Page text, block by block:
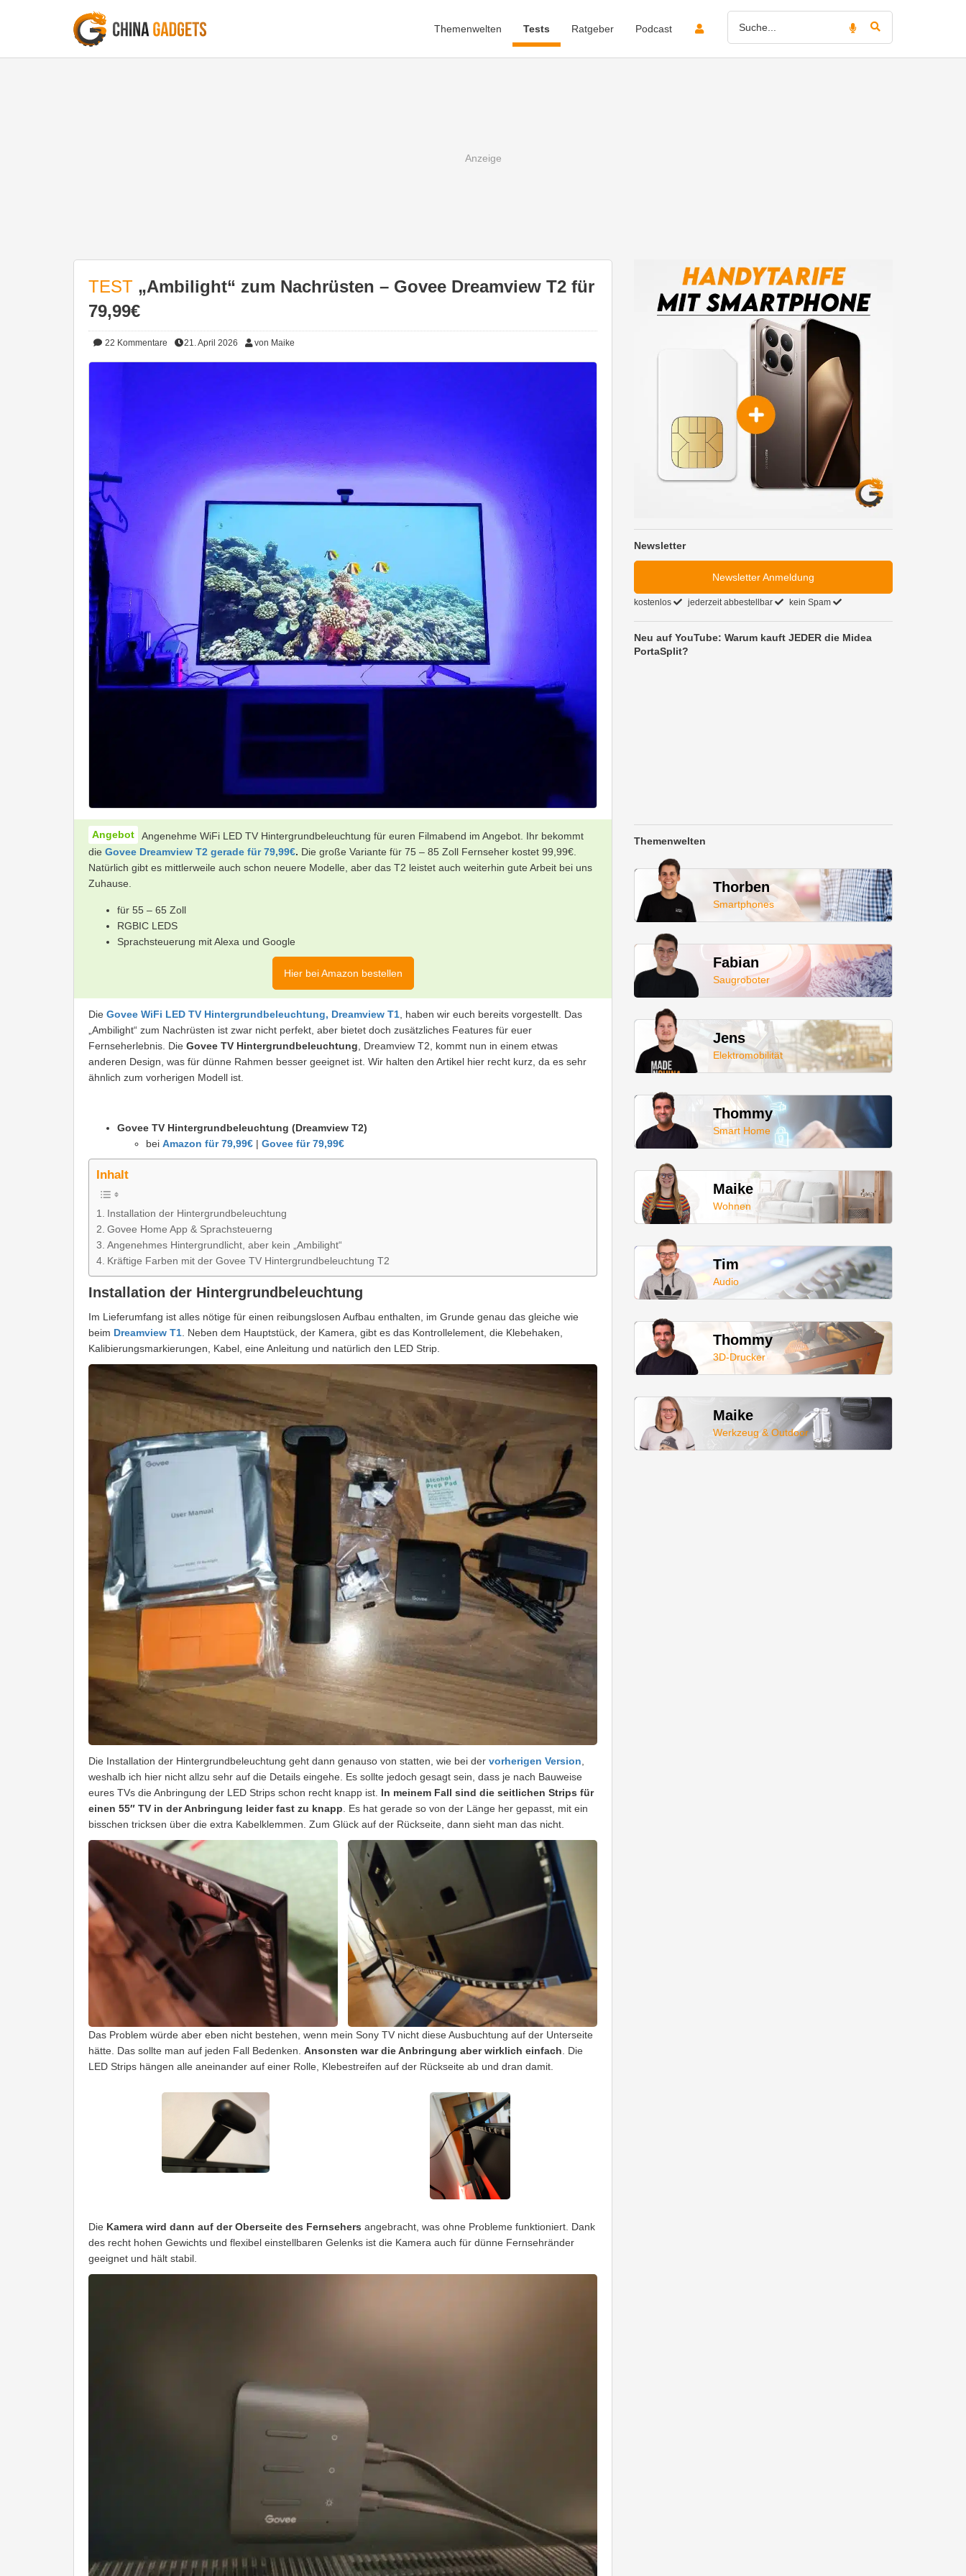
Themenwelten Tests Ratgeber Podcast
TEST „Ambilight“ zum Nachrüsten – Govee Dreamview T2 für
79,99€
22 Kommentare 21. April 2026 von Maike
Angenehme WiFi LED TV Hintergrundbeleuchtung für euren Filmabend im Angebot. Ihr bekommt
die Govee Dreamview T2 gerade für 79,99€. Die große Variante für 75 – 85 Zoll Fernseher kostet 99,99€.
Natürlich gibt es mittlerweile auch schon neuere Modelle, aber das T2 leistet auch weiterhin gute Arbeit bei uns
Zuhause.
für 55 – 65 Zoll
RGBIC LEDS
Sprachsteuerung mit Alexa und Google
Hier bei Amazon bestellen
Die Govee WiFi LED TV Hintergrundbeleuchtung, Dreamview T1 , haben wir euch bereits vorgestellt. Das
„Ambilight“ zum Nachrüsten ist zwar nicht perfekt, aber bietet doch zusätzliches Features für euer
Fernseherlebnis. Die Govee TV Hintergrundbeleuchtung , Dreamview T2, kommt nun in einem etwas
anderen Design, was für dünne Rahmen besser geeignet ist. Wir halten den Artikel hier recht kurz, da es sehr
ähnlich zum vorherigen Modell ist.
Govee TV Hintergrundbeleuchtung (Dreamview T2)
bei Amazon für 79,99€ | Govee für 79,99€
Inhalt
Installation der Hintergrundbeleuchtung
Govee Home App & Sprachsteuerng
Angenehmes Hintergrundlicht, aber kein „Ambilight“
Kräftige Farben mit der Govee TV Hintergrundbeleuchtung T2
Installation der Hintergrundbeleuchtung
Im Lieferumfang ist alles nötige für einen reibungslosen Aufbau enthalten, im Grunde genau das gleiche wie
beim Dreamview T1 . Neben dem Hauptstück, der Kamera, gibt es das Kontrollelement, die Klebehaken,
Kalibierungsmarkierungen, Kabel, eine Anleitung und natürlich den LED Strip.
Die Installation der Hintergrundbeleuchtung geht dann genauso von statten, wie bei der vorherigen Version
weshalb ich hier nicht allzu sehr auf die Details eingehe. Es sollte jedoch gesagt sein, dass je nach Bauweise
eures TVs die Anbringung der LED Strips schon recht knapp ist. In meinem Fall sind die seitlichen Strips für
einen 55″ TV in der Anbringung leider fast zu knapp . Es hat gerade so von der Länge her gepasst, mit ein
bisschen tricksen über die extra Kabelklemmen. Zum Glück auf der Rückseite, dann sieht man das nicht.
Das Problem würde aber eben nicht bestehen, wenn mein Sony TV nicht diese Ausbuchtung auf der Unterseite
hätte. Das sollte man auf jeden Fall Bedenken. Ansonsten war die Anbringung aber wirklich einfach . Die
LED Strips hängen alle aneinander auf einer Rolle, Klebestreifen auf der Rückseite ab und dran damit.
Die Kamera wird dann auf der Oberseite des Fernsehers angebracht, was ohne Probleme funktioniert. Dank
des recht hohen Gewichts und flexibel einstellbaren Gelenks ist die Kamera auch für dünne Fernsehränder
geeignet und hält stabil.
Newsletter
Newsletter Anmeldung
kostenlos jederzeit abbestellbar kein Spam
Neu auf YouTube: Warum kauft JEDER die Midea
PortaSplit?
Themenwelten
Thorben
Smartphones
Fabian
Saugroboter
Jens
Elektromobilität
Thommy
Smart Home
Maike
Wohnen
Tim
Audio
Thommy
3D-Drucker
Maike
Werkzeug & Outdoor